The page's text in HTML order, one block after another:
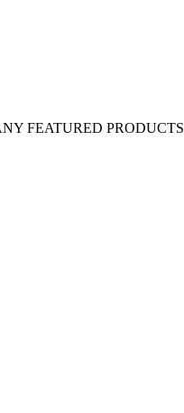
FEATURED PRODUCTS